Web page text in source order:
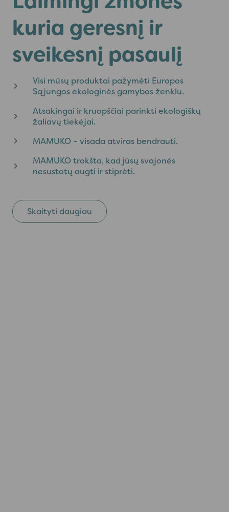
kuria geresnį ir
sveikesnį pasaulį
Visi mūsų produktai pažymėti Europos
Sąjungos ekologinės gamybos ženklu.
Atsakingai ir kruopščiai parinkti ekologiškų
žaliavų tiekėjai.
MAMUKO – visada atviras bendrauti.
MAMUKO trokšta, kad jūsų svajonės
nesustotų augti ir stiprėti.
Skaityti daugiau